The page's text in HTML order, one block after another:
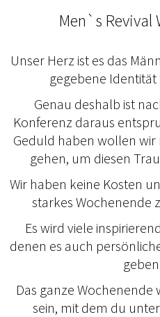
Men`s Revival
Unser Herz ist es das
gegebene
Genau deshalb ist
Konferenz daraus
Geduld haben wollen
gehen, um diesen
Wir haben keine Kosten
starkes Wochenende
Es wird viele
denen es auch
Das ganze Wochenende
sein, mit dem du